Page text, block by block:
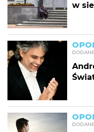
w
DODANE
DODANE